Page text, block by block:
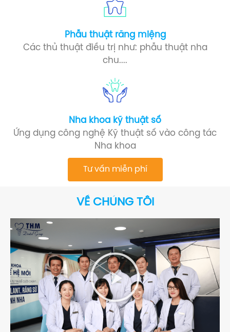
Phẫu thuật răng miệng​
Các thủ thuật điều trị như: phẫu thuật nha
chu....
Nha khoa kỹ thuật số
Ứng dụng công nghệ Kỹ thuật số vào công tác
Nha khoa
Tư vấn miễn phí
VỀ CHÚNG TÔI